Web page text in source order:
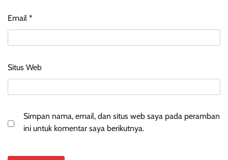
Email *
Situs Web
Simpan nama, email, dan situs web saya pada peramban
ini untuk komentar saya berikutnya.